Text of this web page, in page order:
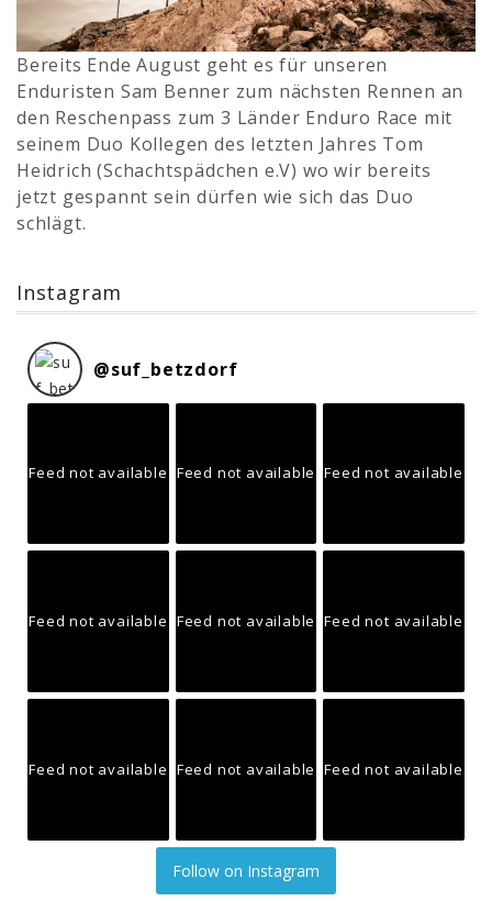
Bereits Ende August geht es für unseren
Enduristen Sam Benner zum nächsten Rennen an
den Reschenpass zum 3 Länder Enduro Race mit
seinem Duo Kollegen des letzten Jahres Tom
Heidrich (Schachtspädchen e.V) wo wir bereits
jetzt gespannt sein dürfen wie sich das Duo
schlägt.
Instagram
@suf_betzdorf
Feed not available Feed not available Feed not available
Feed not available Feed not available Feed not available
Feed not available Feed not available Feed not available
Follow on Instagram